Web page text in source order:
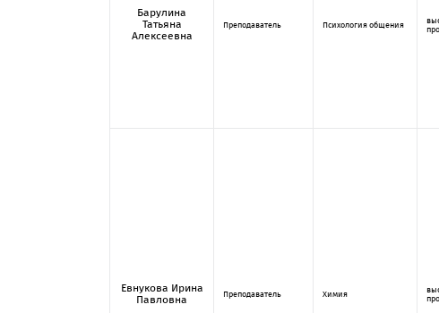
Барулина
Татьяна
Алексеевна
Преподаватель Психология общения
Евнукова Ирина
Павловна
Преподаватель Химия